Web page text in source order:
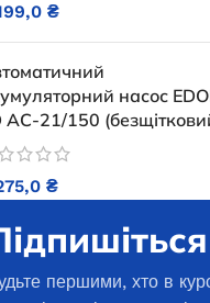
₴
насос
AC-21/150
₴
першими, хто в